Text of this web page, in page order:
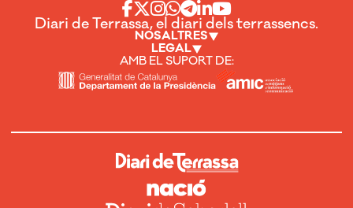
Diari de Terrassa, el diari dels terrassencs.
NOSALTRES
LEGAL
AMB EL SUPORT DE: